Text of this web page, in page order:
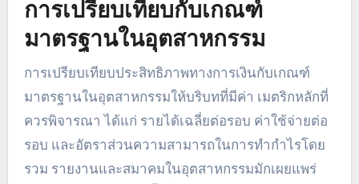
การเปรียบเทียบกับเกณฑ์
มาตรฐานในอุตสาหกรรม
การเปรียบเทียบประสิทธิภาพทางการเงินกับเกณฑ์
มาตรฐานในอุตสาหกรรมให้บริบทที่มีค่า เมตริกหลักที่
ควรพิจารณา ได้แก่ รายได้เฉลี่ยต่อรอบ ค่าใช้จ่ายต่อ
รอบ และอัตราส่วนความสามารถในการทำกำไรโดย
รวม รายงานและสมาคมในอุตสาหกรรมมักเผยแพร่